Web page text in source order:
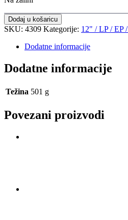
Dodaj u košaricu
SKU: 4309 Kategorije: 12" / LP / EP
Dodatne informacije
Dodatne informacije
Težina 501 g
Povezani proizvodi